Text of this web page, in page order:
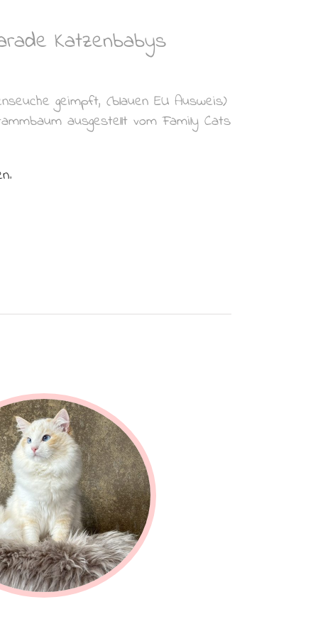
Katzenbabys
geimpft, (blauen EU Ausweis)
ausgestellt vomFamily Cats
.